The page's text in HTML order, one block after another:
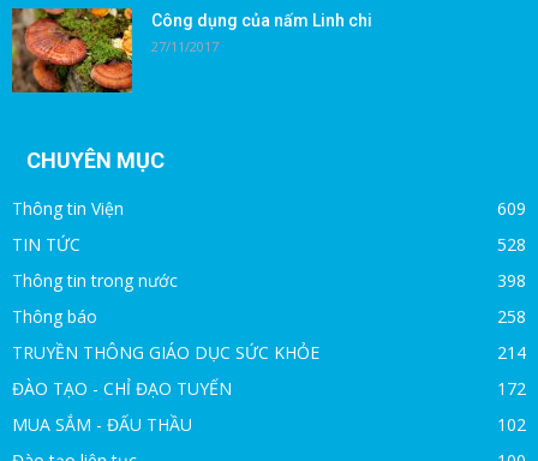
Công dụng của nấm Linh chi
27/11/2017
CHUYÊN MỤC
Thông tin Viện
609
TIN TỨC
528
Thông tin trong nước
398
Thông báo
258
TRUYỀN THÔNG GIÁO DỤC SỨC KHỎE
214
ĐÀO TẠO - CHỈ ĐẠO TUYẾN
172
MUA SẮM - ĐẤU THẦU
102